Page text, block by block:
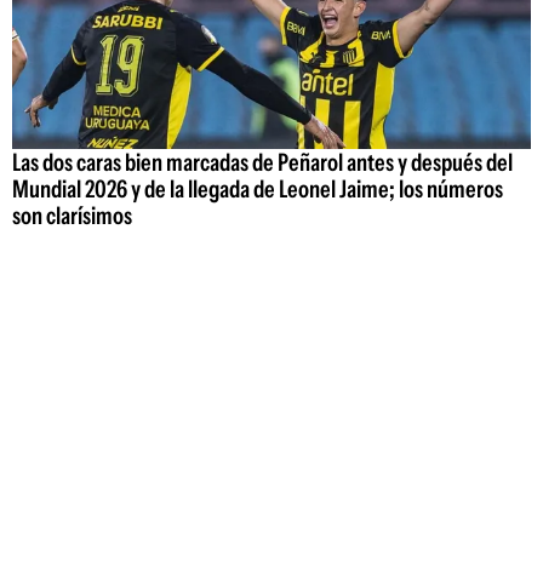
Las dos caras bien marcadas de Peñarol antes y después del
Mundial 2026 y de la llegada de Leonel Jaime; los números
son clarísimos